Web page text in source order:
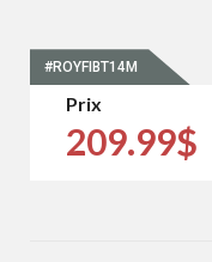
#ROYFIBT14M
Prix
209.99$